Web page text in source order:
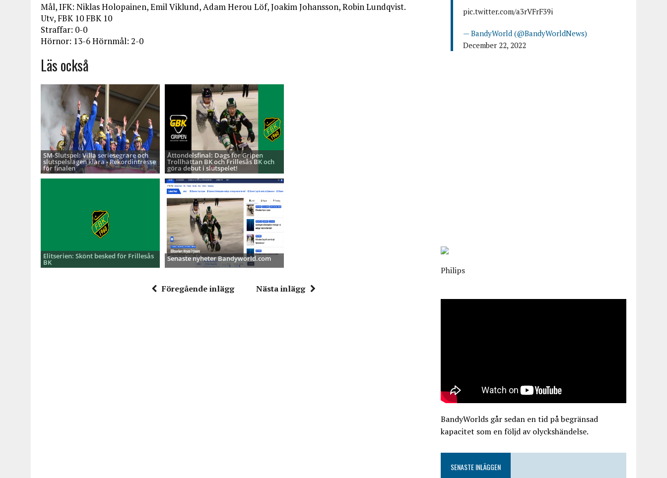
Mål, IFK: Niklas Holopainen, Emil Viklund, Adam Herou Löf, Joakim Johansson, Robin Lundqvist.
Utv, FBK 10 FBK 10
Straffar: 0-0
Hörnor: 13-6 Hörnmål: 2-0
Läs också
SM-Slutspel: Villa seriesegrare och
slutspelslagen klara - Rekordintresse
för finalen
Åttondelsfinal: Dags för Gripen
Trollhättan BK och Frillesås BK och
göra debut i slutspelet!
Elitserien: Skönt besked för Frillesås
BK Senaste nyheter Bandyworld.com
Föregående inlägg Nästa inlägg
pic.twitter.com/a3rVFrF39i
— BandyWorld (@BandyWorldNews)
December 22, 2022
Philips
BandyWorlds går sedan en tid på begränsad
kapacitet som en följd av olyckshändelse.
SENASTE INLÄGGEN